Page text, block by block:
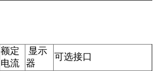
额定
电流
显示
器
可选接口